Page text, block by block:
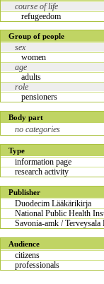
course of life
refugeedom
Group of people
sex
women
age
adults
role
pensioners
Body part
no categories
Type
information page
research activity
Publisher
Duodecim Lääkärikirja
National Public Health
Savonia-amk /
Audience
citizens
professionals